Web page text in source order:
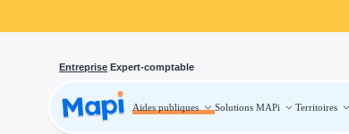
Entreprise Expert-comptable
Aides publiques Solutions MAPi Territoires
Aides publiques